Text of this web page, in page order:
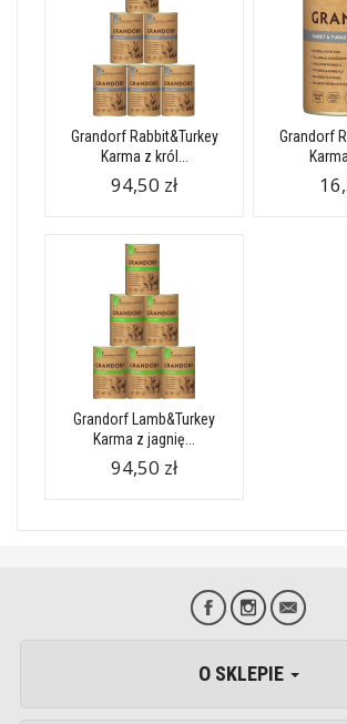
Grandorf Rabbit&Turkey
Karma z król...
94,50 zł
Grandorf
Grandorf Lamb&Turkey
Karma z jagnię...
94,50 zł
O SKLEPIE